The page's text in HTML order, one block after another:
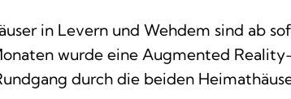
in Levern und Wehdem sind ab
wurde eine Augmented
durch die beiden